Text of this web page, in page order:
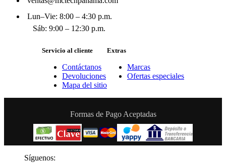
Lun–Vie: 8:00 – 4:30 p.m.
Sáb: 9:00 – 12:30 p.m.
Servicio al cliente
Contáctanos
Devoluciones
Mapa del sitio
Extras
Marcas
Ofertas especiales
Formas de Pago Aceptadas
Síguenos: